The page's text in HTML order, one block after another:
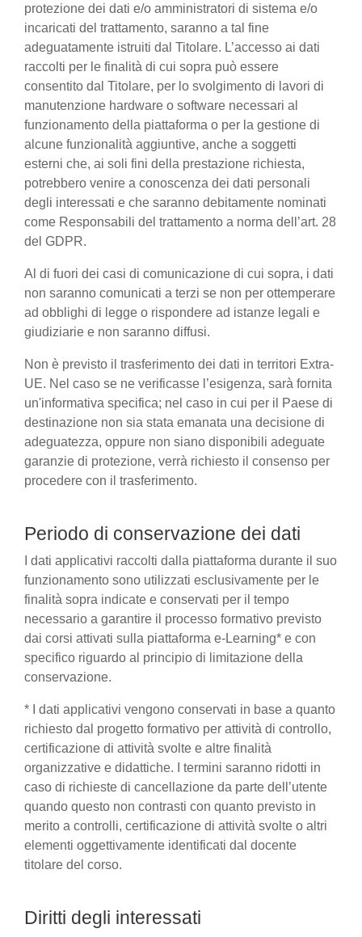
protezione dei dati e/o amministratori di sistema e/o
incaricati del trattamento, saranno a tal fine
adeguatamente istruiti dal Titolare. L’accesso ai dati
raccolti per le finalità di cui sopra può essere
consentito dal Titolare, per lo svolgimento di lavori di
manutenzione hardware o software necessari al
funzionamento della piattaforma o per la gestione di
alcune funzionalità aggiuntive, anche a soggetti
esterni che, ai soli fini della prestazione richiesta,
potrebbero venire a conoscenza dei dati personali
degli interessati e che saranno debitamente nominati
come Responsabili del trattamento a norma dell’art. 28
del GDPR.
Al di fuori dei casi di comunicazione di cui sopra, i dati
non saranno comunicati a terzi se non per ottemperare
ad obblighi di legge o rispondere ad istanze legali e
giudiziarie e non saranno diffusi.
Non è previsto il trasferimento dei dati in territori Extra-
UE. Nel caso se ne verificasse l’esigenza, sarà fornita
un'informativa specifica; nel caso in cui per il Paese di
destinazione non sia stata emanata una decisione di
adeguatezza, oppure non siano disponibili adeguate
garanzie di protezione, verrà richiesto il consenso per
procedere con il trasferimento.
Periodo di conservazione dei dati
I dati applicativi raccolti dalla piattaforma durante il suo
funzionamento sono utilizzati esclusivamente per le
finalità sopra indicate e conservati per il tempo
necessario a garantire il processo formativo previsto
dai corsi attivati sulla piattaforma e-Learning* e con
specifico riguardo al principio di limitazione della
conservazione.
* I dati applicativi vengono conservati in base a quanto
richiesto dal progetto formativo per attività di controllo,
certificazione di attività svolte e altre finalità
organizzative e didattiche. I termini saranno ridotti in
caso di richieste di cancellazione da parte dell’utente
quando questo non contrasti con quanto previsto in
merito a controlli, certificazione di attività svolte o altri
elementi oggettivamente identificati dal docente
titolare del corso.
Diritti degli interessati